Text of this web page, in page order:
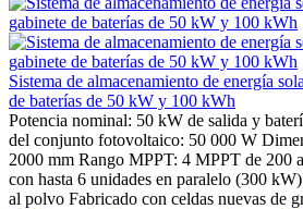
Sistema de almacenamiento de energía
de baterías de 50 kW y 100 kWh
Potencia nominal: 50 kW de salida y
del conjunto fotovoltaico: 50 000 W
2000 mm Rango MPPT: 4 MPPT de 200
con hasta 6 unidades en paralelo (300
al polvo Fabricado con celdas nuevas de